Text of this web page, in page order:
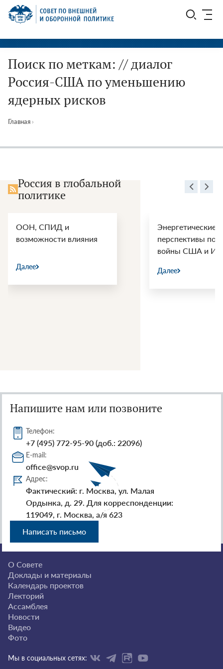
Перейти
СВОП
Поиск по меткам: // диалог
Россия-США по уменьшению
ядерных рисков
Главная ›
Россия в глобальной
политике
ООН, СПИД и
возможности влияния
Далее
Энергетические
перспективы
войны США и
Далее
Напишите нам или позвоните
Телефон:
+7 (495) 772-95-90 (доб.: 22096)
E-mail:
office@svop.ru
Адрес:
Фактический: г. Москва, ул. Малая
Ордынка, д. 29. Для корреспонденции:
119049, г. Москва, а/я 623
Написать письмо
О Совете
Доклады и материалы
Календарь проектов
Лекторий
Ассамблея
Новости
Видео
Фото
Мы в социальных сетях: